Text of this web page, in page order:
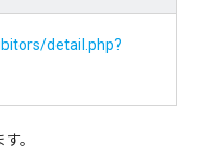
detail.php?
。